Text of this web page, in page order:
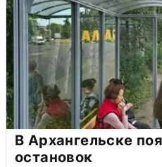
В Архангельске
остановок